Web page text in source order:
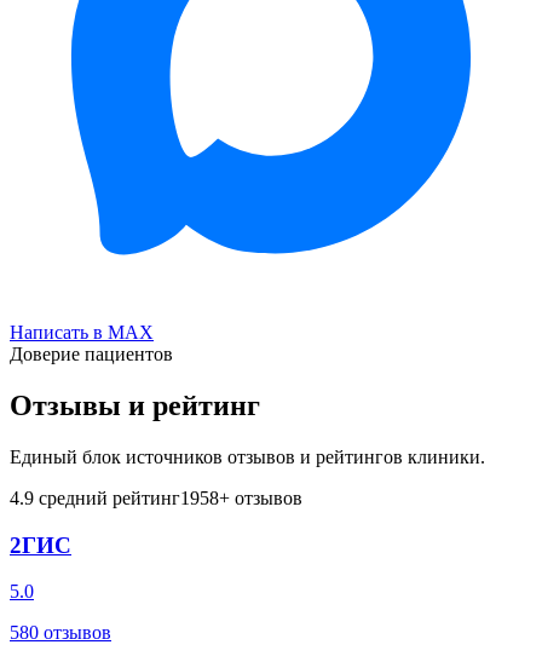
Написать в MAX
Доверие пациентов
Отзывы и рейтинг
Единый блок источников отзывов и рейтингов клиники.
4.9 средний рейтинг1958+ отзывов
2ГИС
5.0
580 отзывов